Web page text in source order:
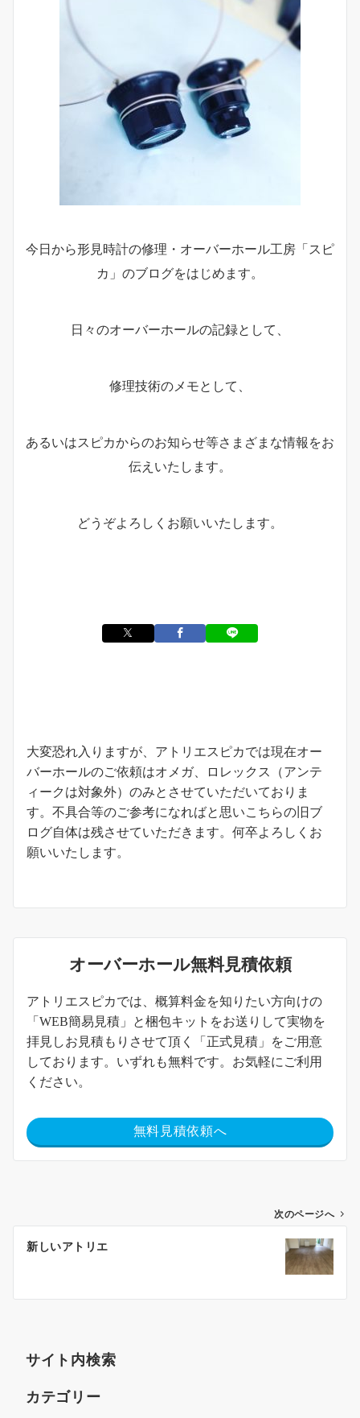
今日から形見時計の修理・オーバーホール工房「スピ
カ」のブログをはじめます。
日々のオーバーホールの記録として、
修理技術のメモとして、
あるいはスピカからのお知らせ等さまざまな情報をお
伝えいたします。
どうぞよろしくお願いいたします。
大変恐れ入りますが、アトリエスピカでは現在オー
バーホールのご依頼はオメガ、ロレックス（アンテ
ィークは対象外）のみとさせていただいておりま
す。不具合等のご参考になればと思いこちらの旧ブ
ログ自体は残させていただきます。何卒よろしくお
願いいたします。
オーバーホール無料見積依頼
アトリエスピカでは、概算料金を知りたい方向けの
「WEB簡易見積」と梱包キットをお送りして実物を
拝見しお見積もりさせて頂く「正式見積」をご用意
しております。いずれも無料です。お気軽にご利用
ください。
無料見積依頼へ
次のページへ
新しいアトリエ
サイト内検索
カテゴリー